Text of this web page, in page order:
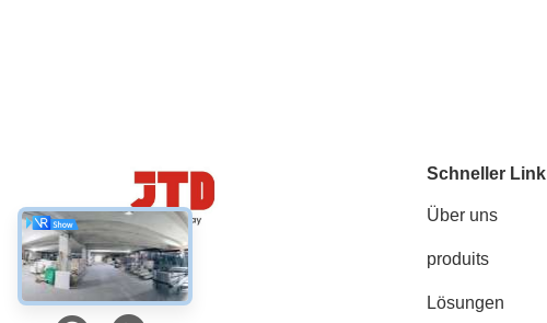
Social Media
Schneller Link
Über uns
produits
Lösungen